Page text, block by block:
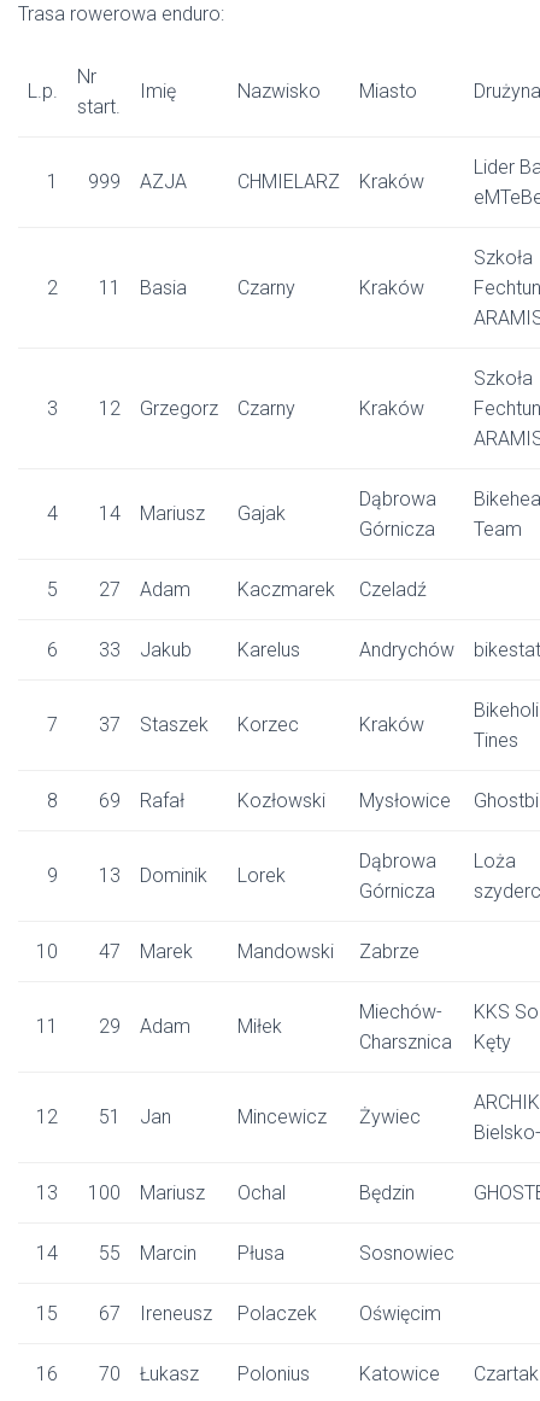
Trasa rowerowa enduro:
L.p.
Nr
start.
Imię Nazwisko Miasto Drużyna
1 999 AZJA CHMIELARZ Kraków
Lider
2 11 Basia Czarny Kraków
Szkoła
3 12 Grzegorz Czarny Kraków
Szkoła
4 14 Mariusz Gajak
Dąbrowa
Górnicza
Team
5 27 Adam Kaczmarek Czeladź
6 33 Jakub Karelus Andrychów
7 37 Staszek Korzec Kraków
Tines
8 69 Rafał Kozłowski Mysłowice
9 13 Dominik Lorek
Dąbrowa
Górnicza
Loża
10 47 Marek Mandowski Zabrze
11 29 Adam Miłek
Miechów-
Charsznica
KKS
Kęty
12 51 Jan Mincewicz Żywiec
13 100 Mariusz Ochal Będzin
14 55 Marcin Płusa Sosnowiec
15 67 Ireneusz Polaczek Oświęcim
16 70 Łukasz Polonius Katowice Czartak